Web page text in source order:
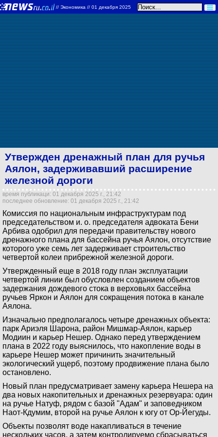
// Экономика // 01 декабря 2025
Утвержден дренажный план для ручья
Аялон, задерживавший расширение
железной дороги
время публикаци: 01 декабря 2025 г., 21:42
последнее обновление: 01 декабря 2025 г., 21:42
Комиссия по национальным инфраструктурам под
председательством и. о. председателя адвоката Бени
Арбива одобрил для передачи правительству нового
дренажного плана для бассейна ручья Аялон, отсутствие
которого уже семь лет задерживает строительство
четвертой колеи прибрежной железной дороги.
Утвержденный еще в 2018 году план эксплуатации
четвертой линии был обусловлен созданием объектов
задержания дождевого стока в верховьях бассейна
ручьев Яркон и Аялон для сокращения потока в канале
Аялона.
Изначально предполагалось четыре дренажных объекта:
парк Ариэля Шарона, район Мишмар-Аялон, карьер
Модиин и карьер Нешер. Однако перед утверждением
плана в 2022 году выяснилось, что накопление воды в
карьере Нешер может причинить значительный
экологический ущерб, поэтому продвижение плана было
остановлено.
Новый план предусматривает замену карьера Нешера на
два новых накопительных и дренажных резервуара: один
на ручье Натуф, рядом с базой "Адам" и заповедником
Наот-Кдумим, второй на ручье Аялон к югу от Ор-Йегуды.
Объекты позволят воде накапливаться в течение
нескольких часов, а затем контролируемо сбрасываться